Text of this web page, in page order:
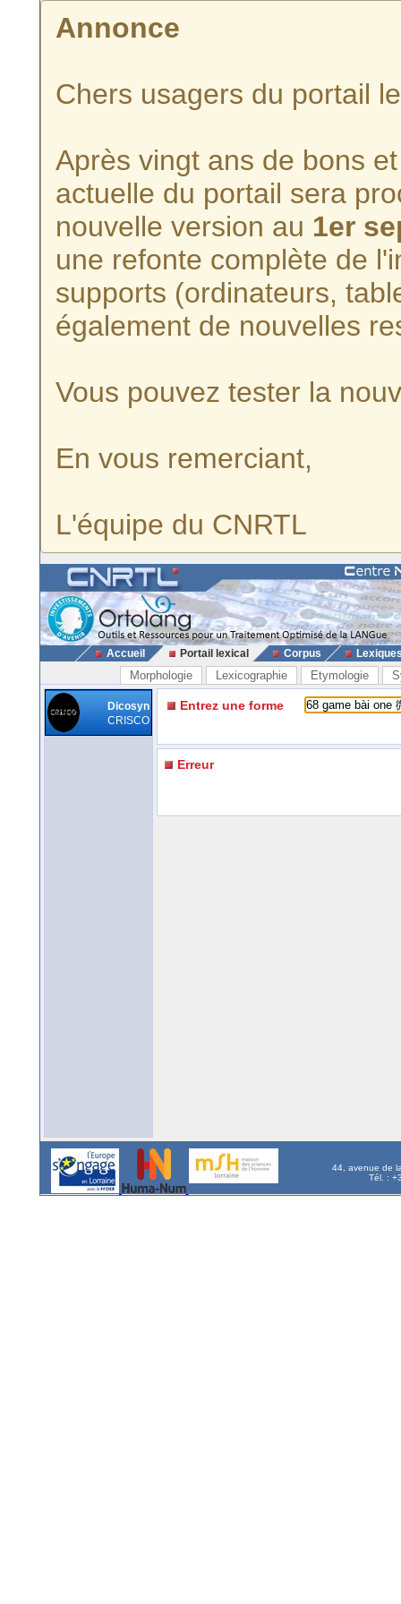
Annonce
Chers usagers du portail
Après vingt ans de bons
actuelle du portail sera
nouvelle version au 1er
une refonte complète de
supports (ordinateurs,
également de nouvelles
Vous pouvez tester la
En vous remerciant,
L'équipe du CNRTL
Accueil Portail lexical Corpus
Morphologie Lexicographie Etymologie
Dicosyn
CRISCO
Entrez une forme
Erreur
44, avenue de
Tél. :